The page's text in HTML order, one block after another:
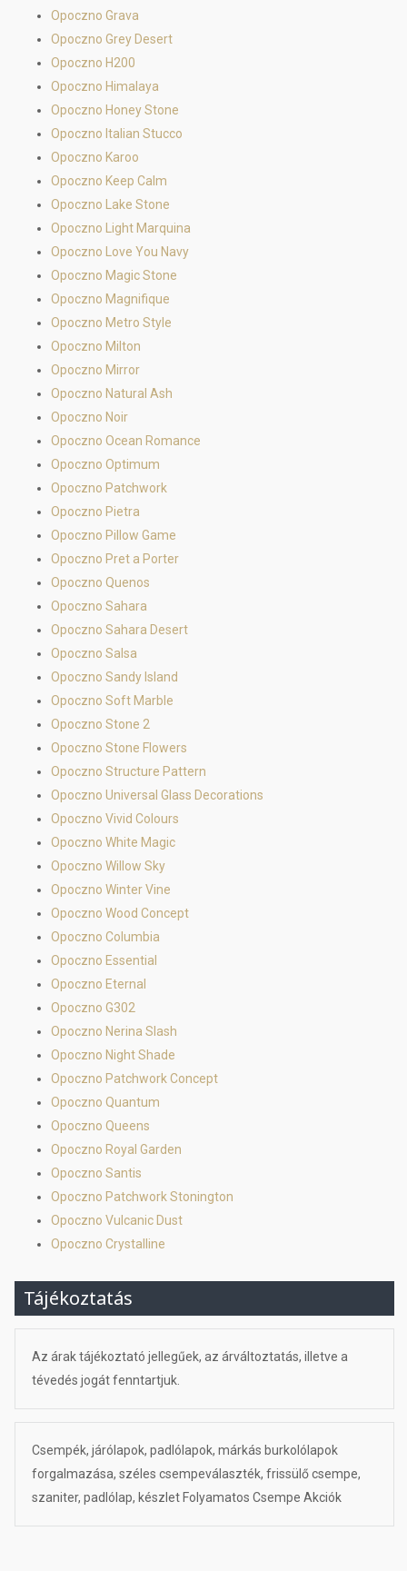
Opoczno Grava
Opoczno Grey Desert
Opoczno H200
Opoczno Himalaya
Opoczno Honey Stone
Opoczno Italian Stucco
Opoczno Karoo
Opoczno Keep Calm
Opoczno Lake Stone
Opoczno Light Marquina
Opoczno Love You Navy
Opoczno Magic Stone
Opoczno Magnifique
Opoczno Metro Style
Opoczno Milton
Opoczno Mirror
Opoczno Natural Ash
Opoczno Noir
Opoczno Ocean Romance
Opoczno Optimum
Opoczno Patchwork
Opoczno Pietra
Opoczno Pillow Game
Opoczno Pret a Porter
Opoczno Quenos
Opoczno Sahara
Opoczno Sahara Desert
Opoczno Salsa
Opoczno Sandy Island
Opoczno Soft Marble
Opoczno Stone 2
Opoczno Stone Flowers
Opoczno Structure Pattern
Opoczno Universal Glass Decorations
Opoczno Vivid Colours
Opoczno White Magic
Opoczno Willow Sky
Opoczno Winter Vine
Opoczno Wood Concept
Opoczno Columbia
Opoczno Essential
Opoczno Eternal
Opoczno G302
Opoczno Nerina Slash
Opoczno Night Shade
Opoczno Patchwork Concept
Opoczno Quantum
Opoczno Queens
Opoczno Royal Garden
Opoczno Santis
Opoczno Patchwork Stonington
Opoczno Vulcanic Dust
Opoczno Crystalline
Tájékoztatás
Az árak tájékoztató jellegűek, az árváltoztatás, illetve a
tévedés jogát fenntartjuk.
Csempék, járólapok, padlólapok, márkás burkolólapok
forgalmazása, széles csempeválaszték, frissülő csempe,
szaniter, padlólap, készlet Folyamatos Csempe Akciók